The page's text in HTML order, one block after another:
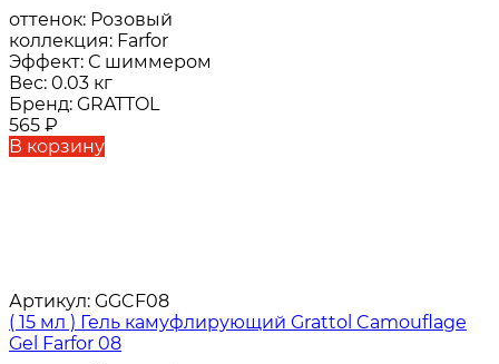
оттенок: Розовый
коллекция: Farfor
Эффект: С шиммером
Вес: 0.03 кг
Бренд: GRATTOL
565 ₽
В корзину
Артикул: GGCF08
( 15 мл ) Гель камуфлирующий Grattol Camouflage
Gel Farfor 08